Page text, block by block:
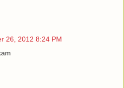
26, 2012 8:24 PM